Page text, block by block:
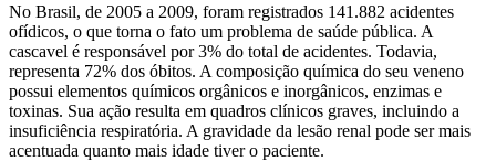
No Brasil, de 2005 a 2009, foram registrados 141.882 acidentes
ofídicos, o que torna o fato um problema de saúde pública. A
cascavel é responsável por 3% do total de acidentes. Todavia,
representa 72% dos óbitos. A composição química do seu veneno
possui elementos químicos orgânicos e inorgânicos, enzimas e
toxinas. Sua ação resulta em quadros clínicos graves, incluindo a
insuficiência respiratória. A gravidade da lesão renal pode ser mais
acentuada quanto mais idade tiver o paciente.